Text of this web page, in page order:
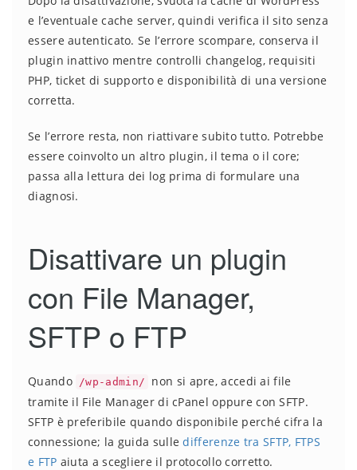
e l’eventuale cache server, quindi verifica il sito senza
essere autenticato. Se l’errore scompare, conserva il
plugin inattivo mentre controlli changelog, requisiti
PHP, ticket di supporto e disponibilità di una versione
corretta.
Se l’errore resta, non riattivare subito tutto. Potrebbe
essere coinvolto un altro plugin, il tema o il core;
passa alla lettura dei log prima di formulare una
diagnosi.
Disattivare un plugin
con File Manager,
SFTP o FTP
Quando /wp-admin/
non si apre, accedi ai file
tramite il File Manager di cPanel oppure con SFTP.
SFTP è preferibile quando disponibile perché cifra la
connessione; la guida sulledifferenze tra SFTP, FTPS
e FTP aiuta a scegliere il protocollo corretto.